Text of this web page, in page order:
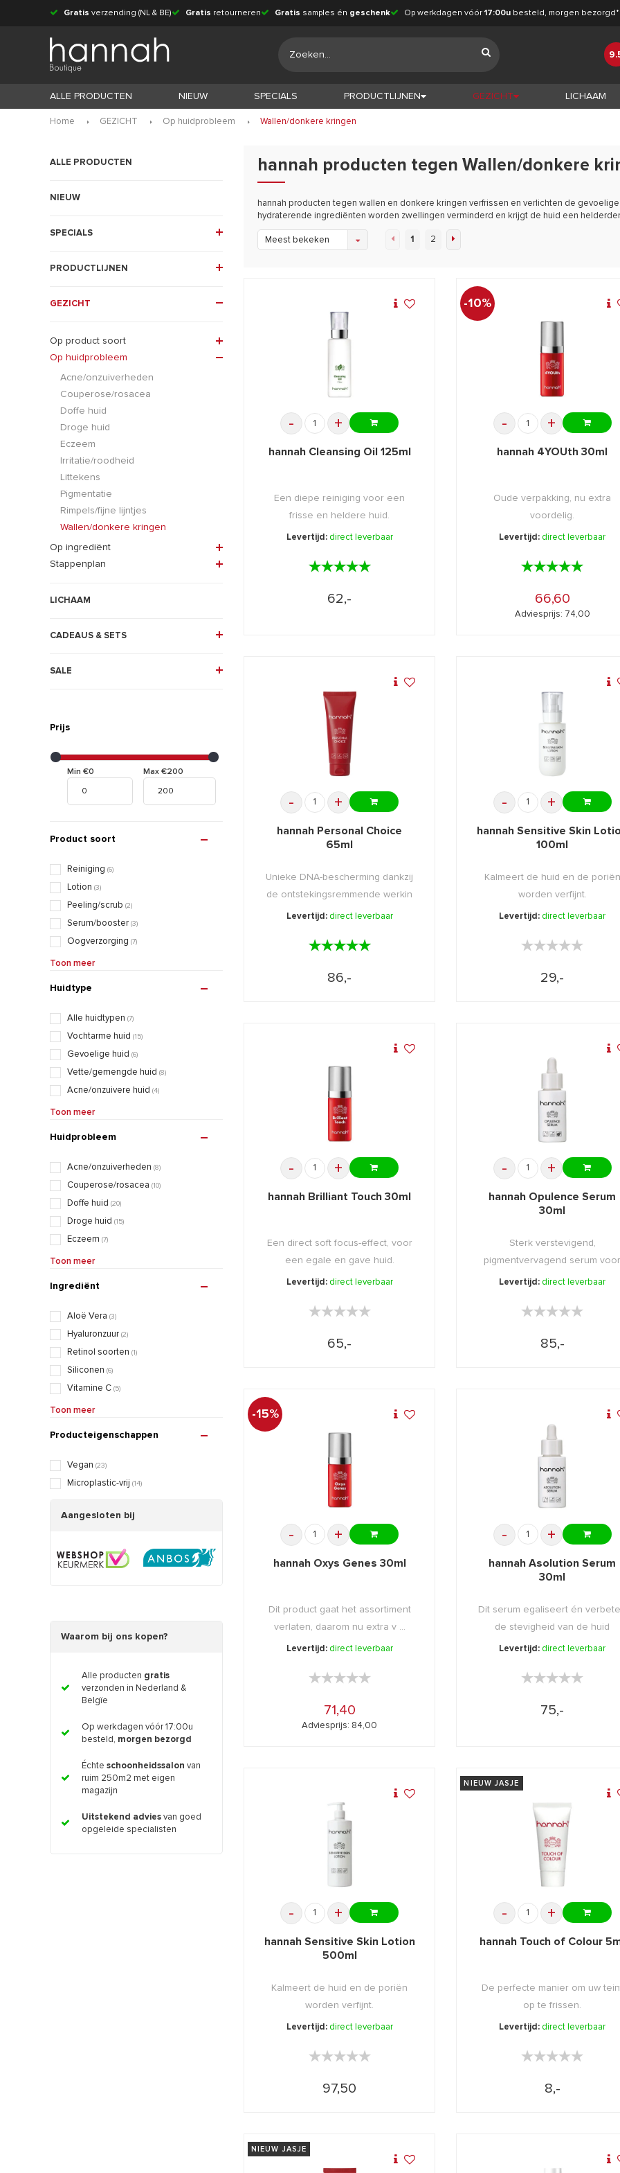
Gratis verzending (NL & BE) Gratis retourneren Gratis samples én geschenk Op werkdagen vóór 17:00u besteld, morgen bezorgd*
ALLE PRODUCTEN NIEUW SPECIALS PRODUCTLIJNEN GEZICHT LICHAAM
Home GEZICHT Op huidprobleem Wallen/donkere kringen
ALLE PRODUCTEN
NIEUW
SPECIALS
PRODUCTLIJNEN
GEZICHT
Op product soort
Op huidprobleem
Acne/onzuiverheden
Couperose/rosacea
Doffe huid
Droge huid
Eczeem
Irritatie/roodheid
Littekens
Pigmentatie
Rimpels/fijne lijntjes
Wallen/donkere kringen
Op ingrediënt
Stappenplan
LICHAAM
CADEAUS & SETS
SALE
Prijs
Min €0 Max €200
Product soort
Reiniging (6)
Lotion (3)
Peeling/scrub (2)
Serum/booster (3)
Oogverzorging (7)
Crème/moisturizer
Target Treatment
Make-up
Accessoires (1)
Lichaamsverzorging
Toon meer
Huidtype
Alle huidtypen (7)
Vochtarme huid (15)
Gevoelige huid (6)
Vette/gemengde huid (8)
Acne/onzuivere huid (4)
Rijpe huid
Toon meer
Huidprobleem
Acne/onzuiverheden (8)
Couperose/rosacea (10)
Doffe huid (20)
Droge huid (15)
Eczeem (7)
Irritatie/roodheid
Rimpels/fijne lijntjes
Wallen/donkere kringen
Toon meer
Ingrediënt
Aloë Vera (3)
Hyaluronzuur (2)
Retinol soorten (1)
Siliconen (6)
Vitamine C (5)
Vitamine E
Toon meer
Producteigenschappen
Vegan (23)
Microplastic-vrij (14)
Aangesloten bij
Waarom bij ons kopen?
Alle producten gratis
verzonden in Nederland &
Belgïe
Op werkdagen vóór 17:00u
besteld, morgen bezorgd
Échte schoonheidssalon van
ruim 250m2 met eigen
magazijn
Uitstekend advies van goed
opgeleide specialisten
hannah producten tegen Wallen/donkere
hannah producten tegen wallen en donkere kringen verfrissen en verlichten de
hydraterende ingrediënten worden zwellingen verminderd en krijgt de huid een
Meest bekeken 1 2
- +
hannah Cleansing Oil 125ml
Een diepe reiniging voor een
frisse en heldere huid.
Levertijd: direct leverbaar
★★★★★
★★★★★
62,-
-10%
- +
hannah 4YOUth 30ml
Oude verpakking, nu extra
voordelig.
Levertijd: direct leverbaar
★★★★★
★★★★★
66,60
Adviesprijs: 74,00
- +
hannah Personal Choice
65ml
Unieke DNA-bescherming dankzij
de ontstekingsremmende werkin
...
Levertijd: direct leverbaar
★★★★★
★★★★★
86,-
- +
hannah Sensitive Skin
100ml
Kalmeert de huid en de poriën
worden verfijnt.
Levertijd: direct leverbaar
★★★★★
★★★★★
29,-
- +
hannah Brilliant Touch 30ml
Een direct soft focus-effect, voor
een egale en gave huid.
Levertijd: direct leverbaar
★★★★★
★★★★★
65,-
- +
hannah Opulence Serum
30ml
Sterk verstevigend,
pigmentvervagend serum voor
een egale hu ...
Levertijd: direct leverbaar
★★★★★
★★★★★
85,-
-15%
- +
hannah Oxys Genes 30ml
Dit product gaat het assortiment
verlaten, daarom nu extra v ...
Levertijd: direct leverbaar
★★★★★
★★★★★
71,40
Adviesprijs: 84,00
- +
hannah Asolution Serum
30ml
Dit serum egaliseert én
de stevigheid van de huid
Levertijd: direct leverbaar
★★★★★
★★★★★
75,-
- +
hannah Sensitive Skin Lotion
500ml
Kalmeert de huid en de poriën
worden verfijnt.
Levertijd: direct leverbaar
★★★★★
★★★★★
97,50
NIEUW JASJE
- +
hannah Touch of Colour
De perfecte manier om uw
op te frissen.
Levertijd: direct leverbaar
★★★★★
★★★★★
8,-
NIEUW JASJE